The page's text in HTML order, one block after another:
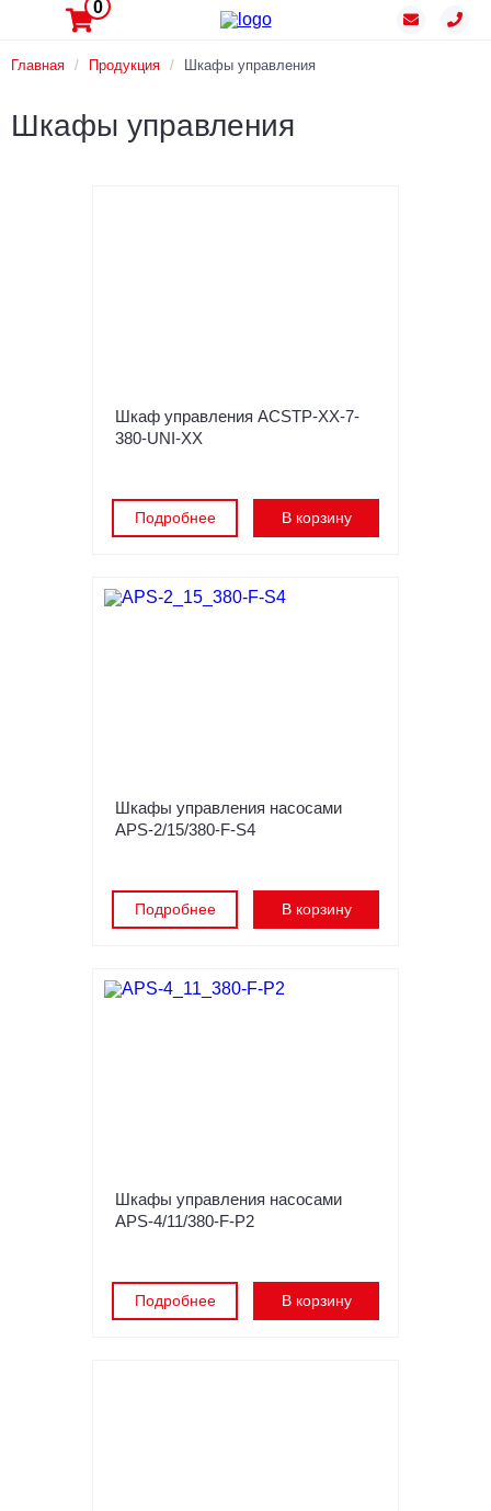
0
Главная / Продукция / Шкафы управления
Шкафы управления
Шкаф управления ACSTP-XX-7-
380-UNI-XX
Подробнее В корзину
Шкафы управления насосами
APS-2/15/380-F-S4
Подробнее В корзину
Шкафы управления насосами
APS-4/11/380-F-P2
Подробнее В корзину